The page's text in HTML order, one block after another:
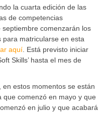
la cuarta edición de las
de competencias
comenzarán los
para matricularse en esta
aquí . Está previsto iniciar
Skills’ hasta el mes de
estos momentos se están
comenzó en mayo y que
en julio y que acabará